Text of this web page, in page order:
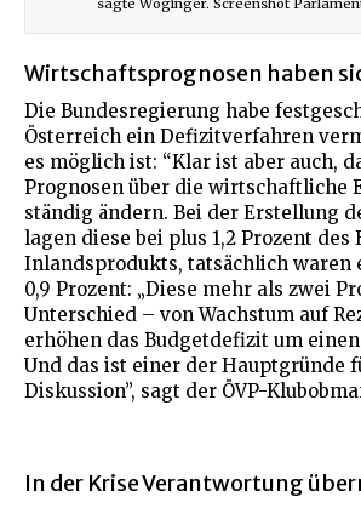
sagte Wöginger. Screenshot
Wirtschaftsprognosen haben
Die Bundesregierung habe
Österreich ein Defizitverfahren
es möglich ist: “Klar ist aber auch,
Prognosen über die wirtschaftliche
ständig ändern. Bei der Erstellung
lagen diese bei plus 1,2 Prozent des
Inlandsprodukts, tatsächlich waren
0,9 Prozent: „Diese mehr als zwei
Unterschied – von Wachstum auf
erhöhen das Budgetdefizit um
Und das ist einer der Hauptgründe
Diskussion”, sagt der ÖVP-
In der Krise Verantwortung